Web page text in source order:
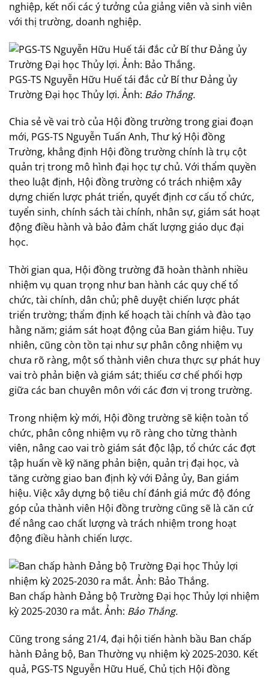
nghiệp, kết nối các ý tưởng của giảng viên và sinh viên
với thị trường, doanh nghiệp.
PGS-TS Nguyễn Hữu Huế tái đắc cử Bí thư Đảng ủy
Trường Đại học Thủy lợi. Ảnh: Bảo Thắng.
Chia sẻ về vai trò của Hội đồng trường trong giai đoạn
mới, PGS-TS Nguyễn Tuấn Anh, Thư ký Hội đồng
Trường, khẳng định Hội đồng trường chính là trụ cột
quản trị trong mô hình đại học tự chủ. Với thẩm quyền
theo luật định, Hội đồng trường có trách nhiệm xây
dựng chiến lược phát triển, quyết định cơ cấu tổ chức,
tuyển sinh, chính sách tài chính, nhân sự, giám sát hoạt
động điều hành và bảo đảm chất lượng giáo dục đại
học.
Thời gian qua, Hội đồng trường đã hoàn thành nhiều
nhiệm vụ quan trọng như ban hành các quy chế tổ
chức, tài chính, dân chủ; phê duyệt chiến lược phát
triển trường; thẩm định kế hoạch tài chính và đào tạo
hằng năm; giám sát hoạt động của Ban giám hiệu. Tuy
nhiên, cũng còn tồn tại như sự phân công nhiệm vụ
chưa rõ ràng, một số thành viên chưa thực sự phát huy
vai trò phản biện và giám sát; thiếu cơ chế phối hợp
giữa các ban chuyên môn với các đơn vị trong trường.
Trong nhiệm kỳ mới, Hội đồng trường sẽ kiện toàn tổ
chức, phân công nhiệm vụ rõ ràng cho từng thành
viên, nâng cao vai trò giám sát độc lập, tổ chức các đợt
tập huấn về kỹ năng phản biện, quản trị đại học, và
tăng cường giao ban định kỳ với Đảng ủy, Ban giám
hiệu. Việc xây dựng bộ tiêu chí đánh giá mức độ đóng
góp của thành viên Hội đồng trường cũng sẽ là căn cứ
để nâng cao chất lượng và trách nhiệm trong hoạt
động điều hành chiến lược.
Ban chấp hành Đảng bộ Trường Đại học Thủy lợi nhiệm
kỳ 2025-2030 ra mắt. Ảnh: Bảo Thắng.
Cũng trong sáng 21/4, đại hội tiến hành bầu Ban chấp
hành Đảng bộ, Ban Thường vụ nhiệm kỳ 2025-2030. Kết
quả, PGS-TS Nguyễn Hữu Huế, Chủ tịch Hội đồng